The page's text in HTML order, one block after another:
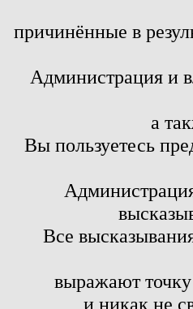
причинённые в
Администрация и
а
Вы пользуетесь
Все
выражают
и никак не